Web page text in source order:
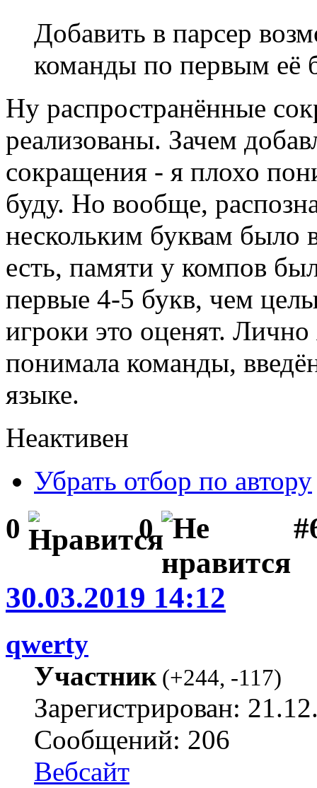
Добавить в парсер
команды по первым её
Ну распространённые
реализованы. Зачем
сокращения - я плохо
буду. Но вообще,
нескольким буквам было
есть, памяти у компов
первые 4-5 букв, чем
игроки это оценят.
понимала команды,
языке.
Неактивен
Убрать отбор по автору
0 0
30.03.2019 14:12
qwerty
Участник(+244, -117)
Зарегистрирован:
Сообщений: 206
Вебсайт